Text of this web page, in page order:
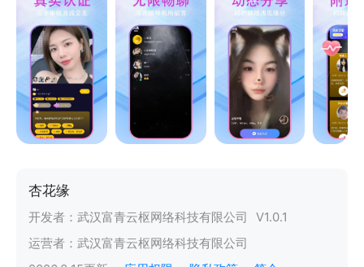
杏花缘
开发者： 武汉富青云枢网络科技有限公司 V1.0.1
运营者： 武汉富青云枢网络科技有限公司